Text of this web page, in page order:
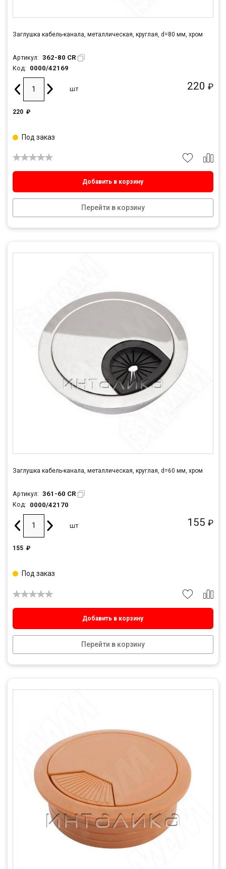
Заглушка кабель-канала, металлическая, круглая, d=80 мм, хром
Артикул: 362-80 CR
Код: 0000/42169
220 ₽
шт
220 ₽
Добавить в корзину
Перейти в корзину
Под заказ
Заглушка кабель-канала, металлическая, круглая, d=60 мм, хром
Артикул: 361-60 CR
Код: 0000/42170
155 ₽
шт
155 ₽
Добавить в корзину
Перейти в корзину
Под заказ